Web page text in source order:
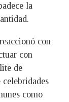
la
con
con
de
como